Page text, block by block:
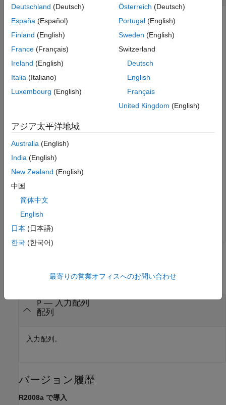
例
変数を作成し、それが fiprefオブジェクトであるかどうか
tf = isfipref(P)
F = fimath;
tf =
   0
すべて折りたたむ
P—入力配列
配列
入力配列。
バージョン履歴
R2008a で導入
Deutschland (Deutsch)
España (Español)
Finland (English)
France (Français)
Ireland (English)
Italia (Italiano)
Luxembourg (English)
Österreich (Deutsch)
Portugal(English)
Sweden (English)
Switzerland
Deutsch
English
Français
United Kingdom (English)
アジア太平洋地域
Australia (English)
India (English)
New Zealand (English)
中国
简体中文
English
日本 (日本語)
한국 (한국어)
最寄りの営業オフィスへのお問い合わせ